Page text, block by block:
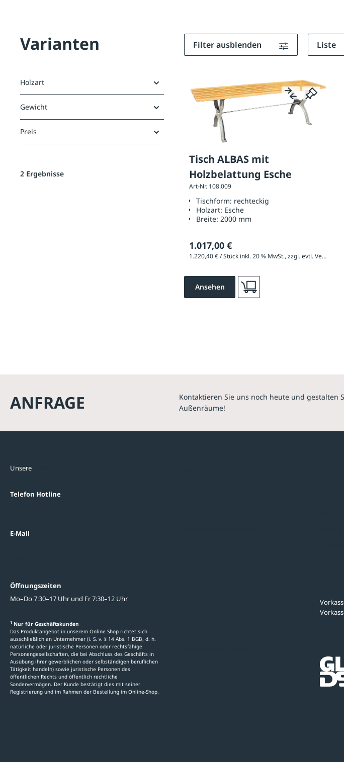
Varianten
Holzart
Gewicht
Preis
2 Ergebnisse
Filter ausblenden Liste
Tisch ALBAS mit
Holzbelattung Esche
Art-Nr. 108.009
Tischform: rechteckig
Holzart: Esche
Breite: 2000 mm
1.017,00 €
1.220,40 € / Stück inkl. 20 % MwSt., zzgl. evtl. Versandkosten
Ansehen
ANFRAGE
Kontaktieren Sie uns noch heute und gestalten
Außenräume!
Unsere
Telefon Hotline
E-Mail
Öffnungszeiten
Mo–Do 7:30–17 Uhr und Fr 7:30–12 Uhr
1 Nur für Geschäftskunden
Das Produktangebot in unserem Online-Shop richtet sich
ausschließlich an Unternehmer (i. S. v. § 14 Abs. 1 BGB, d. h.
natürliche oder juristische Personen oder rechtsfähige
Personengesellschaften, die bei Abschluss des Geschäfts in
Ausübung ihrer gewerblichen oder selbständigen beruflichen
Tätigkeit handeln) sowie juristische Personen des
öffentlichen Rechts und öffentlich rechtliche
Sondervermögen. Der Kunde bestätigt dies mit seiner
Registrierung und im Rahmen der Bestellung im Online-Shop.